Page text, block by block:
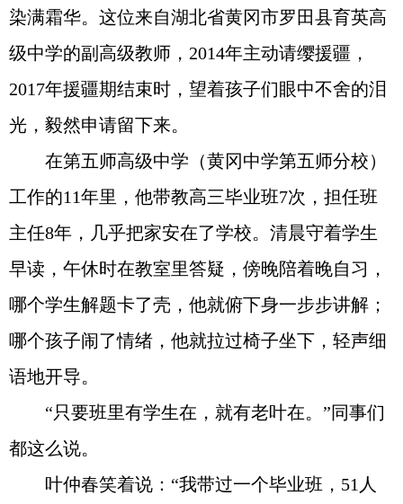
染满霜华。这位来自湖北省黄冈市罗田县育英高
级中学的副高级教师，2014年主动请缨援疆，
2017年援疆期结束时，望着孩子们眼中不舍的泪
光，毅然申请留下来。
在第五师高级中学（黄冈中学第五师分校）
工作的11年里，他带教高三毕业班7次，担任班
主任8年，几乎把家安在了学校。清晨守着学生
早读，午休时在教室里答疑，傍晚陪着晚自习，
哪个学生解题卡了壳，他就俯下身一步步讲解；
哪个孩子闹了情绪，他就拉过椅子坐下，轻声细
语地开导。
“只要班里有学生在，就有老叶在。”同事们
都这么说。
叶仲春笑着说：“我带过一个毕业班，51人